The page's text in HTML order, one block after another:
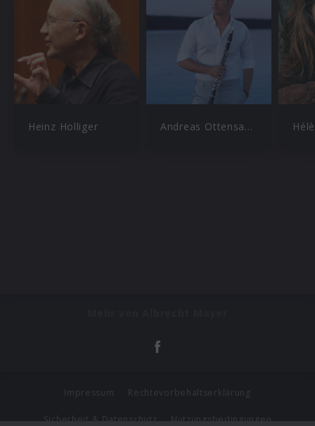
Heinz Holliger Andreas Ottensamer
Impressum Rechtevorbehaltserklärung
Sicherheit & Datenschutz Nutzungsbedingungen